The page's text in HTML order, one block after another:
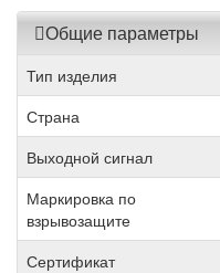
Общие параметры
Тип изделия
Страна
Выходной сигнал
Маркировка по
взрывозащите
Сертификат